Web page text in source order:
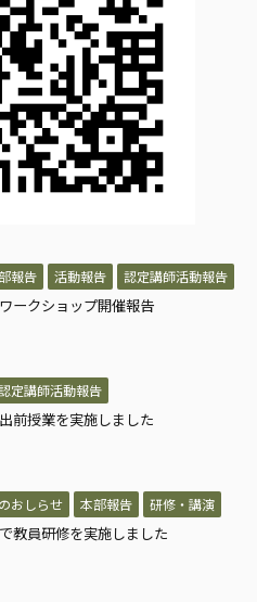
報告 活動報告 認定講師活動報告
ークショップ開催報告
定講師活動報告
前授業を実施しました
おしらせ 本部報告 研修・講演
教員研修を実施しました